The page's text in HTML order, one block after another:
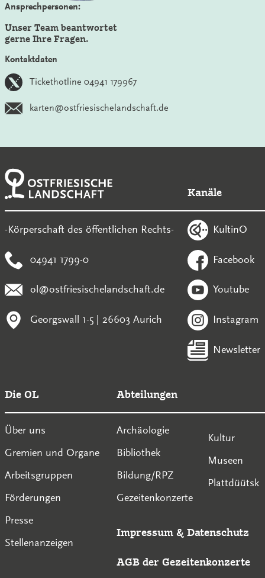
Ansprechpersonen:
Unser Team beantwortet
gerne Ihre Fragen.
Kontaktdaten
Tickethotline 04941 179967
karten@ostfriesischelandschaft.de
-Körperschaft des öffentlichen Rechts-
04941 1799-0
ol@ostfriesischelandschaft.de
Georgswall 1-5 | 26603 Aurich
Kanäle
KultinO
Facebook
Youtube
Instagram
Newsletter
Die OL
Über uns
Gremien und Organe
Arbeitsgruppen
Förderungen
Presse
Stellenanzeigen
Abteilungen
Archäologie
Bibliothek
Bildung/RPZ
Gezeitenkonzerte
Kultur
Museen
Plattdüütsk
Impressum & Datenschutz
AGB der Gezeitenkonzerte